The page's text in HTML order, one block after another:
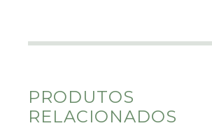
PRODUTOS
RELACIONADOS